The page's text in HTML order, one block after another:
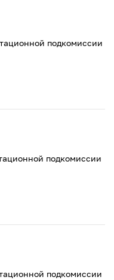
подкомиссии
подкомиссии
подкомиссии